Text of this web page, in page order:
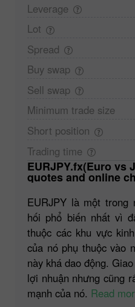
Leverage
Lot
Spread
Buy swap
Sell swap
Minimum trade size
Short position
Trading time
EURJPY.fx(Euro vs Japanese Yen). Forex
quotes and online
EURJPY là một trong
hối phổ biến nhất vì
thuộc các khu vực
của nó phụ thuộc vào
này khá dao động.
lợi nhuận nhưng cũng
mạnh của nó. Read